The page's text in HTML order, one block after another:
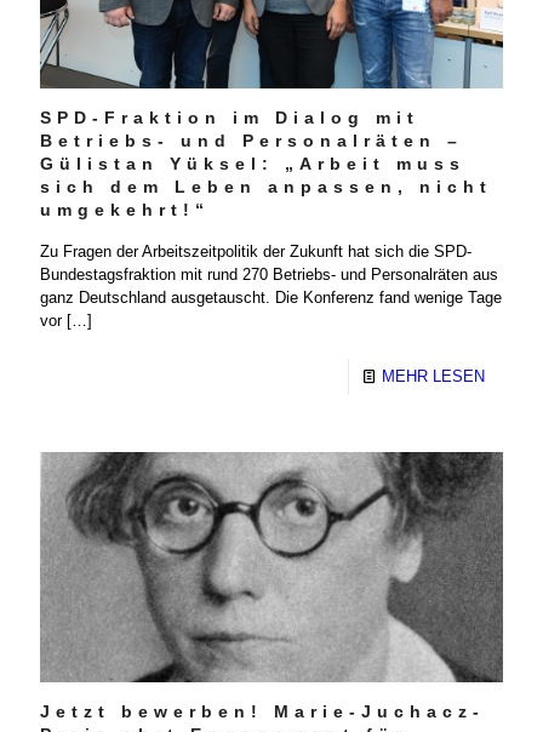
SPD-Fraktion im Dialog mit
Betriebs- und Personalräten –
Gülistan Yüksel: „Arbeit muss
sich dem Leben anpassen, nicht
umgekehrt!“
Zu Fragen der Arbeitszeitpolitik der Zukunft hat sich die SPD-
Bundestagsfraktion mit rund 270 Betriebs- und Personalräten aus
ganz Deutschland ausgetauscht. Die Konferenz fand wenige Tage
vor[…]
MEHR LESEN
Jetzt bewerben! Marie-Juchacz-